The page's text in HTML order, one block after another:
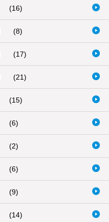
(16)
(8)
(17)
(21)
(15)
(6)
(2)
(6)
(9)
(14)